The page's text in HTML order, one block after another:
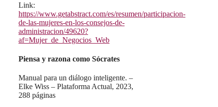
Link:
https://www.getabstract.com/es/resumen/participacion-
de-las-mujeres-en-los-consejos-de-
administracion/49620?
af=Mujer_de_Negocios_Web
Piensa y razona como Sócrates
Manual para un diálogo inteligente. –
Elke Wiss – Plataforma Actual, 2023,
288 páginas